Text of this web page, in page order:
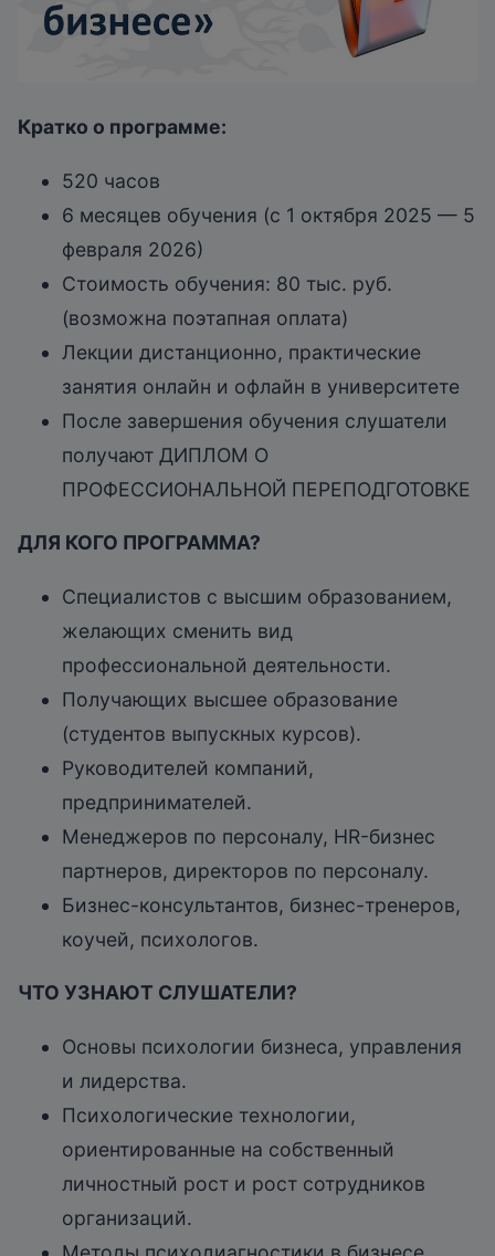
Кратко о программе:
520 часов
6 месяцев обучения (c 1 октября 2025 — 5
февраля 2026)
Стоимость обучения: 80 тыс. руб.
(возможна поэтапная оплата)
Лекции дистанционно, практические
занятия онлайн и офлайн в университете
После завершения обучения слушатели
получают ДИПЛОМ О
ПРОФЕССИОНАЛЬНОЙ ПЕРЕПОДГОТОВКЕ
ДЛЯ КОГО ПРОГРАММА?
Специалистов с высшим образованием,
желающих сменить вид
профессиональной деятельности.
Получающих высшее образование
(студентов выпускных курсов).
Руководителей компаний,
предпринимателей.
Менеджеров по персоналу, HR-бизнес
партнеров, директоров по персоналу.
Бизнес-консультантов, бизнес-тренеров,
коучей, психологов.
ЧТО УЗНАЮТ СЛУШАТЕЛИ?
Основы психологии бизнеса, управления
и лидерства.
Психологические технологии,
ориентированные на собственный
личностный рост и рост сотрудников
организаций.